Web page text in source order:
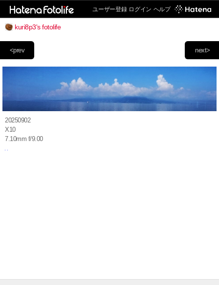
ユーザー登録 ログイン ヘルプ
kuri8p3's fotolife
next>
<prev
20250902
X10
7.10mm f/9.00